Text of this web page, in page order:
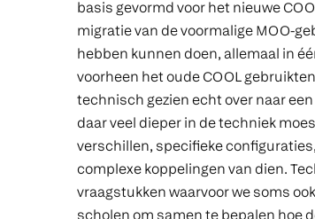
basis gevormd voor het nieuwe
migratie van de voormalige MOO-
hebben kunnen doen, allemaal in
voorheen het oude COOL
technisch gezien echt over naar
daar veel dieper in de techniek
verschillen, specifieke
complexe koppelingen van dien.
vraagstukken waarvoor we soms